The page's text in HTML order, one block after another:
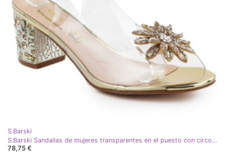
S.Barski
S.Barski Sandalias de mujeres transparentes en el puesto con circones Złote D&amp;A por S. Barski MR51-002 dorado
78,75 €